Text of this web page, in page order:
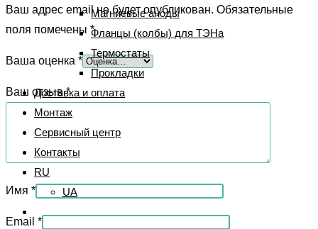
Магниевые аноды
Фланцы (колбы) для ТЭНа
Термостаты
Прокладки
Доставка и оплата
Монтаж
Сервисный центр
Контакты
RU
UA
Ваш адрес email не будет опубликован. Обязательные
поля помечены *
Ваша оценка *
Ваш отзыв*
Имя *
Email *